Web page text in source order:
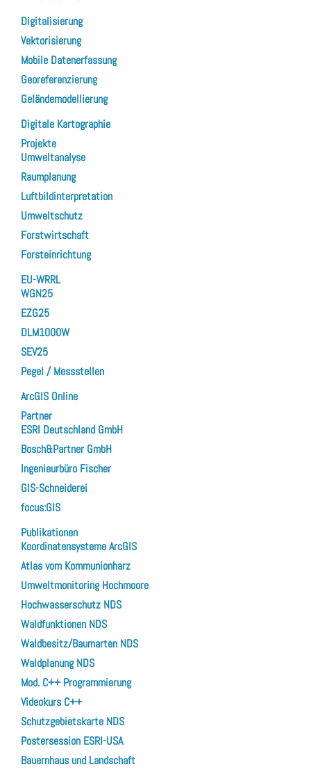
Digitalisierung
Vektorisierung
Mobile Datenerfassung
Georeferenzierung
Geländemodellierung
Digitale Kartographie
Projekte
Umweltanalyse
Raumplanung
Luftbildinterpretation
Umweltschutz
Forstwirtschaft
Forsteinrichtung
EU-WRRL
WGN25
EZG25
DLM1000W
SEV25
Pegel / Messstellen
ArcGIS Online
Partner
ESRI Deutschland GmbH
Bosch&Partner GmbH
Ingenieurbüro Fischer
GIS-Schneiderei
focus:GIS
Publikationen
Koordinatensysteme ArcGIS
Atlas vom Kommunionharz
Umweltmonitoring Hochmoore
Hochwasserschutz NDS
Waldfunktionen NDS
Waldbesitz/Baumarten NDS
Waldplanung NDS
Mod. C++ Programmierung
Videokurs C++
Schutzgebietskarte NDS
Postersession ESRI-USA
Bauernhaus und Landschaft